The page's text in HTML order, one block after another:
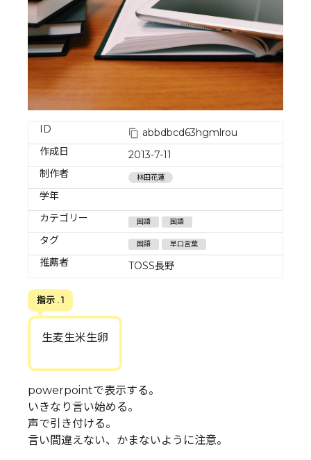
ID
abbdbcd63hgmlrou
作成日
2013-7-11
制作者
林田花蓮
学年
カテゴリー
国語 国語
タグ 国語 早口言葉
推薦者 TOSS長野
指示 . 1
生麦生米生卵
powerpointで表示する。
いきなり言い始める。
声で引き付ける。
言い間違えない、かまないように注意。